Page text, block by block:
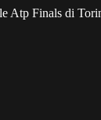
Atp Finals di